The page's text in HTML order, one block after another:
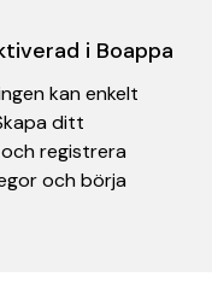
i Boappa
kan enkelt
ditt
registrera
och börja